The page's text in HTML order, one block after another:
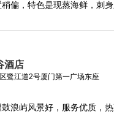
稍偏，特色是现蒸海鲜，刺
酒店
鹭江道2号厦门第一广场东座
浪屿风景好，服务优质，